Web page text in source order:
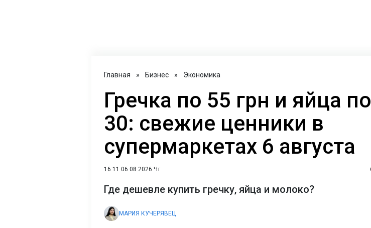
Главная » Бизнес » Экономика
Гречка по 55 грн и яйца по
30: свежие ценники в
супермаркетах 6 августа
16:11 06.08.2026 Чт
Где дешевле купить гречку, яйца и молоко?
МАРИЯ КУЧЕРЯВЕЦ